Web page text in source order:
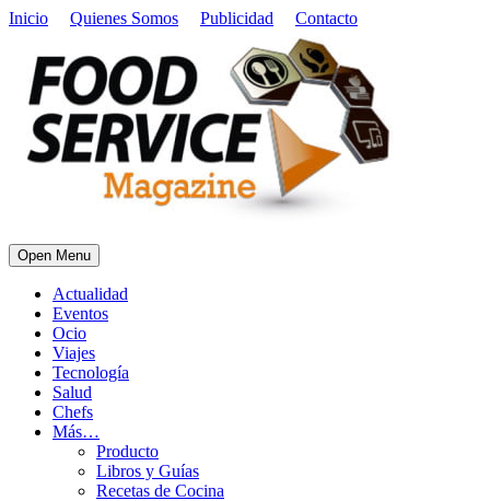
Inicio Quienes Somos Publicidad Contacto
Open Menu
Actualidad
Eventos
Ocio
Viajes
Tecnología
Salud
Chefs
Más…
Producto
Libros y Guías
Recetas de Cocina